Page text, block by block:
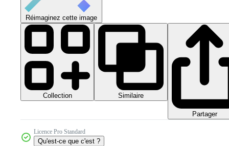
Réimaginez cette image
Collection Similaire
Partager
Licence Pro Standard
Qu'est-ce que c'est ?